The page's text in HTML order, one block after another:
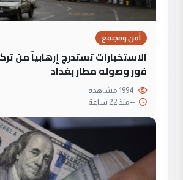
أمن ومجتمع
الاستخبارات تستدرج إرهابياً من
فور وصوله مطار بغداد
--منذ 22 ساعة